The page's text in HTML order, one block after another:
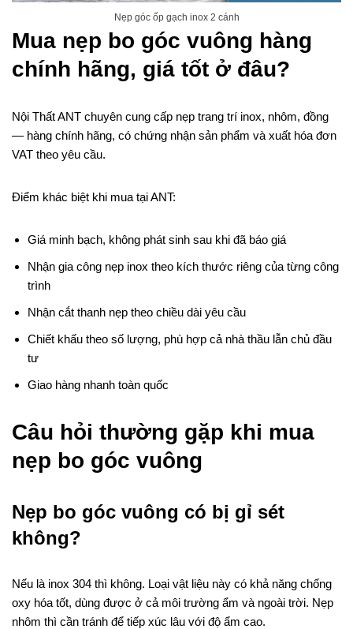
Nẹp góc ốp gạch inox 2 cánh
Mua nẹp bo góc vuông hàng
chính hãng, giá tốt ở đâu?
Nội Thất ANT chuyên cung cấp nẹp trang trí inox, nhôm, đồng
— hàng chính hãng, có chứng nhận sản phẩm và xuất hóa đơn
VAT theo yêu cầu.
Điểm khác biệt khi mua tại ANT:
Giá minh bạch, không phát sinh sau khi đã báo giá
Nhận gia công nẹp inox theo kích thước riêng của từng công
trình
Nhận cắt thanh nẹp theo chiều dài yêu cầu
Chiết khấu theo số lượng, phù hợp cả nhà thầu lẫn chủ đầu
tư
Giao hàng nhanh toàn quốc
Câu hỏi thường gặp khi mua
nẹp bo góc vuông
Nẹp bo góc vuông có bị gỉ sét
không?
Nếu là inox 304 thì không. Loại vật liệu này có khả năng chống
oxy hóa tốt, dùng được ở cả môi trường ẩm và ngoài trời. Nẹp
nhôm thì cần tránh để tiếp xúc lâu với độ ẩm cao.